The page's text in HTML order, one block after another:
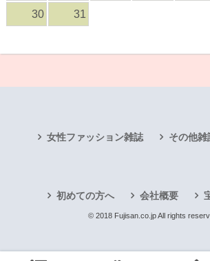
30 31
女性ファッション雑誌 その他雑
初めての方へ 会社概要
© 2018 Fujisan.co.jp All rights